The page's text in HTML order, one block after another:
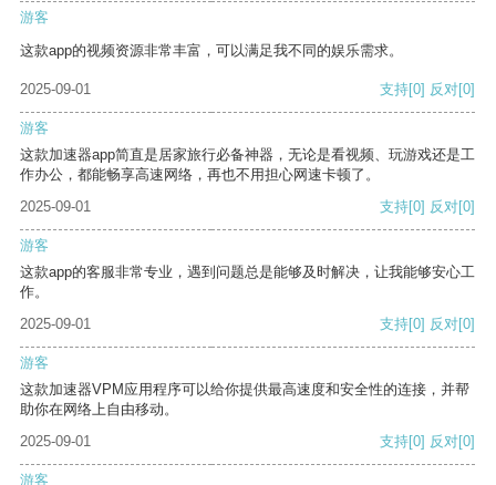
游客
这款app的视频资源非常丰富，可以满足我不同的娱乐需求。
2025-09-01 支持[0] 反对[0]
游客
这款加速器app简直是居家旅行必备神器，无论是看视频、玩游戏还是工
作办公，都能畅享高速网络，再也不用担心网速卡顿了。
2025-09-01
支持[0] 反对[0]
游客
这款app的客服非常专业，遇到问题总是能够及时解决，让我能够安心工
作。
2025-09-01
支持[0] 反对[0]
游客
这款加速器VPM应用程序可以给你提供最高速度和安全性的连接，并帮
助你在网络上自由移动。
2025-09-01
支持[0] 反对[0]
游客